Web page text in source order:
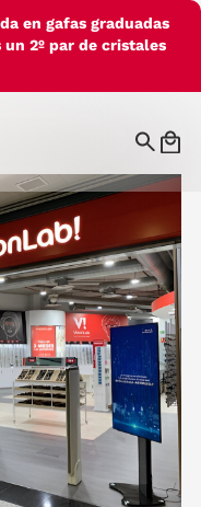
en gafas graduadas
2º par de cristales